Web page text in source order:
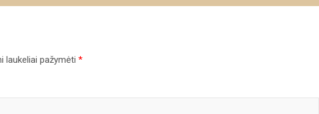
laukeliai pažymėti *